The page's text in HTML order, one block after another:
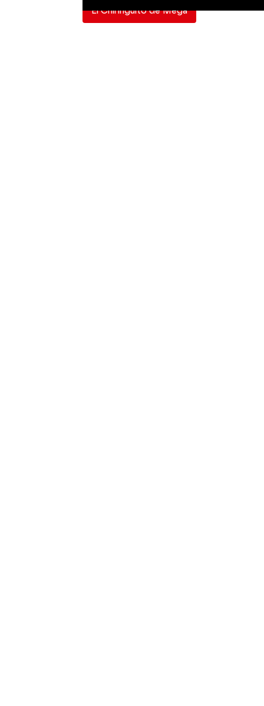
El Chiringuito de Mega